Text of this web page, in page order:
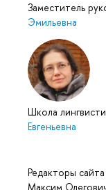
Заместитель
Эмильевна
Школа
Евгеньевна
Редакторы
Максим